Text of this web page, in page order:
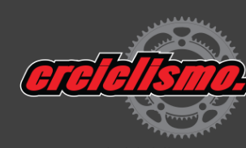
content